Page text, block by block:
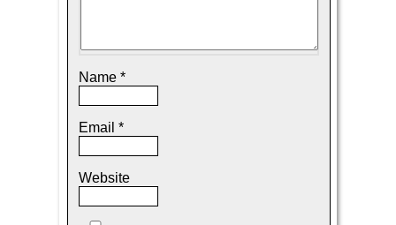
Name *
Email *
Website